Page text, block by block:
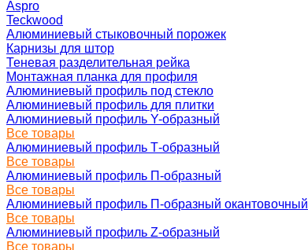
Aspro
Teckwood
Алюминиевый стыковочный порожек
Карнизы для штор
Теневая разделительная рейка
Монтажная планка для профиля
Алюминиевый профиль под стекло
Алюминиевый профиль для плитки
Алюминиевый профиль Y-образный
Все товары
Алюминиевый профиль Т-образный
Все товары
Алюминиевый профиль П-образный
Все товары
Алюминиевый профиль П-образный окантовочный
Все товары
Алюминиевый профиль Z-образный
Все товары